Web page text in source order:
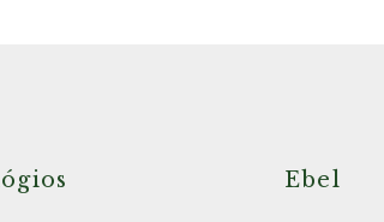
Ebel